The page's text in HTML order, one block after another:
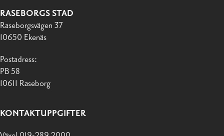
RASEBORGS STAD
Raseborgsvägen 37
10650 Ekenäs
Postadress:
PB 58
10611 Raseborg
KONTAKTUPPGIFTER